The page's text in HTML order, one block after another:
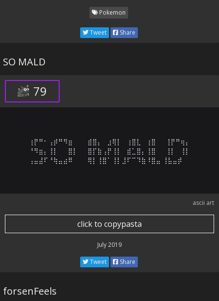
Pokemon
Tweet Share
SO MALD
79
⢰⡟⠛⠂⢠⡾⠛⠻⣶⠀⠀⠀⣾⣿⡄⠀⣰⢿⡇⠀⢰⣿⣇⠀⢰⣿⠀⠀⢸⡟⠛⢶⡄
⠘⠻⣶⡄⢸⡇⠀⠀⣿⡇⠀⠀⣿⡏⣷⢠⡟⢸⡇⠀⣾⣁⣿⡄⢸⣿⠀⠀⢸⡇⠀⢸⡇
⢠⣤⣼⠏⠘⢷⣤⣴⠿⠀⠀⠀⢿⡇⢸⣿⠁⢸⡇⣸⠏⠉⠹⣷⠸⣿⣤ ⢸⣧⣤⡾
ascii art
click to copypasta
July 2019
Tweet Share
forsenFeels